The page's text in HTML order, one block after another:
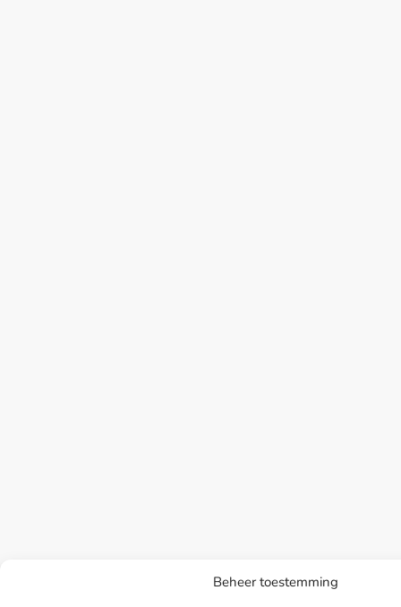
Beheer toestemming